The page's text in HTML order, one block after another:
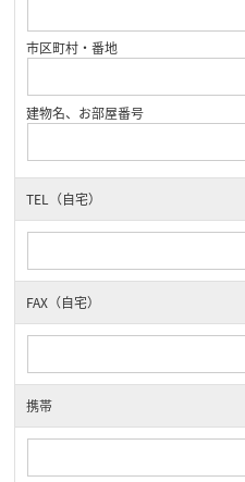
市区町村・番地
建物名、お部屋番号
TEL（自宅）
FAX（自宅）
携帯